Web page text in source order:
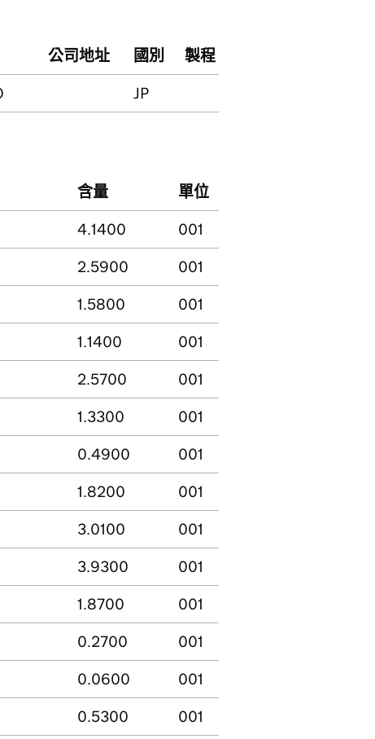
公司地址 國別
製程
JP
含量
單位
4.1400
001
2.5900
001
1.5800
001
1.1400
001
2.5700
001
1.3300
001
0.4900
001
1.8200
001
3.0100
001
3.9300
001
1.8700
001
0.2700
001
0.0600
001
0.5300 001